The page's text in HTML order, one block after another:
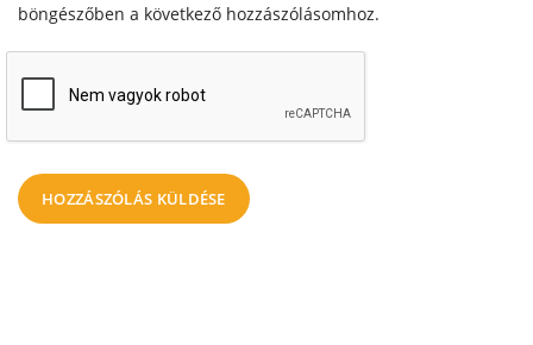
böngészőben a következő hozzászólásomhoz.